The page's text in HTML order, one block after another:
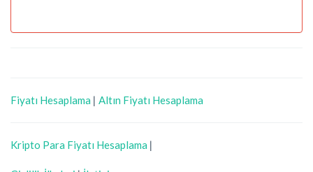
Fiyatı Hesaplama | Altın Fiyatı Hesaplama
Kripto Para Fiyatı Hesaplama |